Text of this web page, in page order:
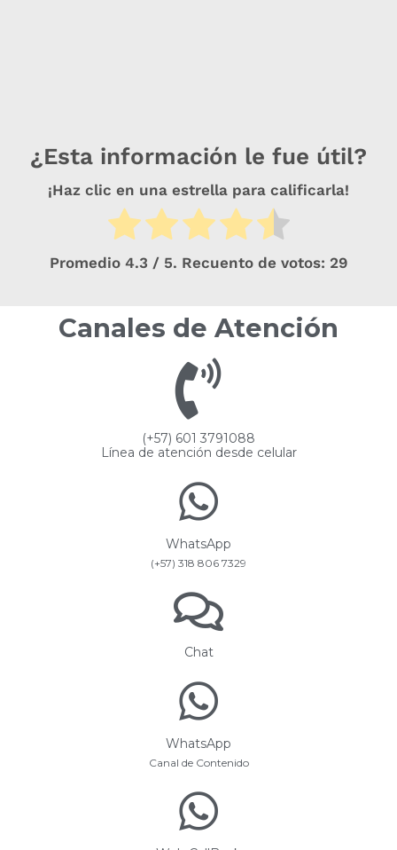
¿Esta información le fue útil?
¡Haz clic en una estrella para calificarla!
Promedio 4.3 / 5. Recuento de votos: 29
Canales de Atención
(+57) 601 3791088
Línea de atención desde celular
WhatsApp
(+57) 318 806 7329
Chat
WhatsApp
Canal de Contenido